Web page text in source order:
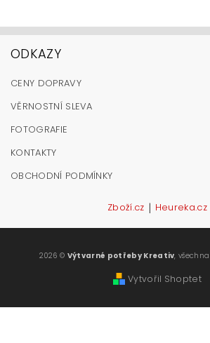
ODKAZY
CENY DOPRAVY
VĚRNOSTNÍ SLEVA
FOTOGRAFIE
KONTAKTY
OBCHODNÍ PODMÍNKY
Zboží.cz | Heureka.cz
2026 © Výtvarné potřeby Kreativ,
Vytvořil Shoptet